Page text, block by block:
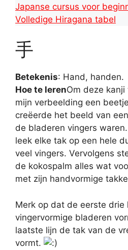
Japanse cursus voor
Volledige Hiragana tabel
手
Betekenis: Hand, handen.
Hoe te lerenOm deze
mijn verbeelding een
creëerde het beeld van
de bladeren vingers
leek elke tak op een hele
veel vingers. Vervolgens
de kokospalm alles wat
met zijn handvormige
Merk op dat de eerste drie
vingervormige bladeren
laatste lijn de tak van de
vormt.